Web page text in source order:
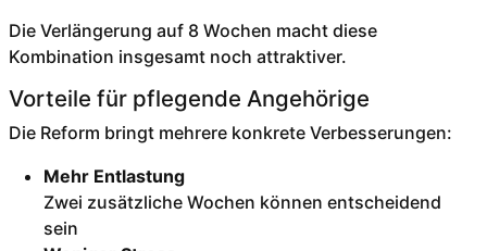
Die Verlängerung auf 8 Wochen macht diese
Kombination insgesamt noch attraktiver.
Vorteile für pflegende Angehörige
Die Reform bringt mehrere konkrete Verbesserungen:
Mehr Entlastung
Zwei zusätzliche Wochen können entscheidend
sein